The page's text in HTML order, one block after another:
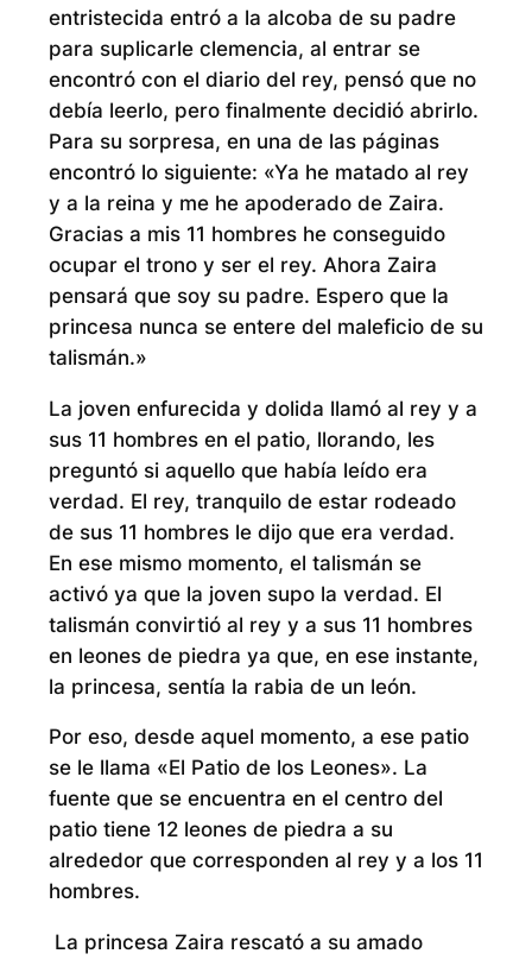
entristecida entró a la alcoba de su padre
para suplicarle clemencia, al entrar se
encontró con el diario del rey, pensó que no
debía leerlo, pero finalmente decidió abrirlo.
Para su sorpresa, en una de las páginas
encontró lo siguiente: «Ya he matado al rey
y a la reina y me he apoderado de Zaira.
Gracias a mis 11 hombres he conseguido
ocupar el trono y ser el rey. Ahora Zaira
pensará que soy su padre. Espero que la
princesa nunca se entere del maleficio de su
talismán.»
La joven enfurecida y dolida llamó al rey y a
sus 11 hombres en el patio, llorando, les
preguntó si aquello que había leído era
verdad. El rey, tranquilo de estar rodeado
de sus 11 hombres le dijo que era verdad.
En ese mismo momento, el talismán se
activó ya que la joven supo la verdad. El
talismán convirtió al rey y a sus 11 hombres
en leones de piedra ya que, en ese instante,
la princesa, sentía la rabia de un león.
Por eso, desde aquel momento, a ese patio
se le llama «El Patio de los Leones». La
fuente que se encuentra en el centro del
patio tiene 12 leones de piedra a su
alrededor que corresponden al rey y a los 11
hombres.
La princesa Zaira rescató a su amado